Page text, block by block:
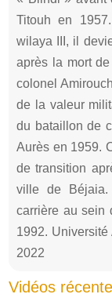
Titouh en
wilaya III, il
après la mort
colonel
de la valeur
du bataillon de
Aurès en 1959.
de transition
ville de Béjaia.
carrière au sein
1992.
2022
Vidéos